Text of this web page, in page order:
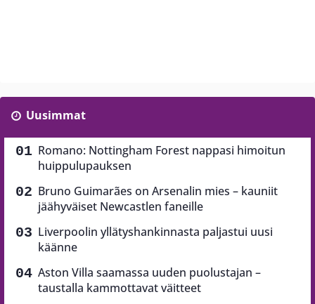
Uusimmat
Romano: Nottingham Forest nappasi himoitun
huippulupauksen
Bruno Guimarães on Arsenalin mies – kauniit
jäähyväiset Newcastlen faneille
Liverpoolin yllätyshankinnasta paljastui uusi
käänne
Aston Villa saamassa uuden puolustajan –
taustalla kammottavat väitteet